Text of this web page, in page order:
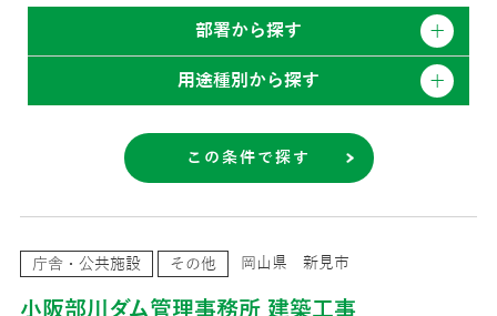
部署から探す
用途種別から探す
庁舎・公共施設 その他 岡山県 新見市
小阪部川ダム管理事務所 建築工事